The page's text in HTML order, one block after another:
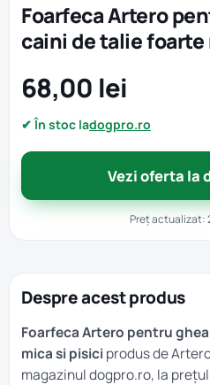
Foarfeca Artero
caini de talie
68,00 lei
✔ În stoc ladogpro.ro
Vezi oferta la
Preț actualizat:
Despre acest produs
Foarfeca Artero pentru
mica si pisici produs de
magazinul dogpro.ro, la